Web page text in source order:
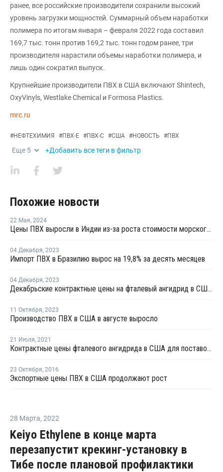
ранее, все российские производители сохранили высокий
уровень загрузки мощностей. Суммарный объем наработки
полимера по итогам января – февраля 2022 года составил
169,7 тыс. тонн против 169,2 тыс. тонн годом ранее, три
производителя нарастили объемы наработки полимера, и
лишь один сократил выпуск.
Крупнейшие производители ПВХ в США включают Shintech,
OxyVinyls, Westlake Chemical и Formosa Plastics.
mrc.ru
#НЕФТЕХИМИЯ #ПВХ-Е #ПВХ-С #США #НОВОСТЬ #ПВХ
Еще 5 +Добавить все теги в фильтр
Похожие новости
22 Мая, 2024
Цены ПВХ выросли в Индии из-за роста стоимости морского фрахта на фоне торговой войны между США и Китаем
04 Декабря, 2023
Импорт ПВХ в Бразилию вырос на 19,8% за десять месяцев
04 Декабря, 2023
Декабрьские контрактные цены на фталевый ангидрид в США снизились
11 Октября, 2023
Производство ПВХ в США в августе выросло
21 Июля, 2021
Контрактные цены фталевого ангидрида в США для поставок в августе выросли на USD44 за тонну
23 Октября, 2016
Экспортные цены ПВХ в США продолжают рост
28 Марта, 2022
Keiyo Ethylene в конце марта
перезапустит крекинг-установку в
Тибе после плановой профилактики